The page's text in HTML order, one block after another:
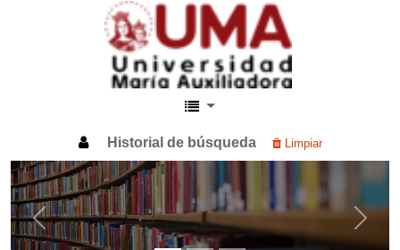
Biblioteca UMA
Historial de búsqueda Limpiar
Previous Next